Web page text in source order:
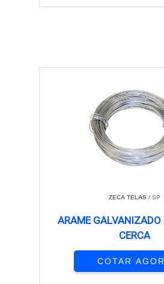
ZECA TELAS / SP
ARAME GALVANIZADO
CERCA
COTAR